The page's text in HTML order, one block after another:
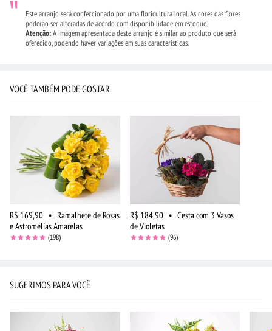
Este arranjo será confeccionado por uma floricultura local. As cores das flores
poderão ser alteradas de acordo com disponibilidade em estoque.
Atenção:A imagem apresentada deste arranjo é similar ao produto que será
oferecido, podendo haver variações em suas características.
VOCÊ TAMBÉM PODE GOSTAR
R$ 169,90 • Ramalhete de Rosas
e Astromélias Amarelas
(198)
R$ 184,90 • Cesta com 3 Vasos
de Violetas
(96)
SUGERIMOS PARA VOCÊ